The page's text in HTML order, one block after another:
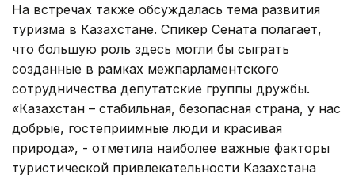
На встречах также обсуждалась тема развития
туризма в Казахстане. Спикер Сената полагает,
что большую роль здесь могли бы сыграть
созданные в рамках межпарламентского
сотрудничества депутатские группы дружбы.
«Казахстан – стабильная, безопасная страна, у нас
добрые, гостеприимные люди и красивая
природа», - отметила наиболее важные факторы
туристической привлекательности Казахстана